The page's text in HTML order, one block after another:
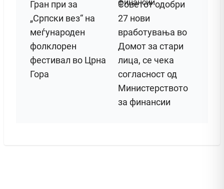
Гран при за
„Српски вез“ на
меѓународен
фолклорен
фестивал во Црна
Гора
Советот одобри
27 нови
вработувања во
Домот за стари
лица, се чека
согласност од
Министерството
за финансии